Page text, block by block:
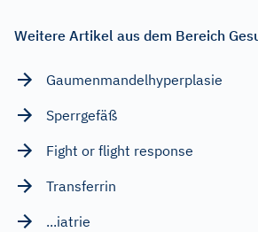
Weitere Artikel aus dem Bereich
Gaumenmandelhyperplasie
Sperrgefäß
Fight or flight response
Transferrin
...iatrie